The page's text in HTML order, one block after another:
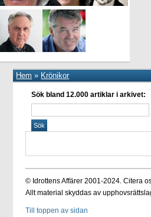
Hem » Krönikor
Sök bland 12.000 artiklar i arkivet:
© Idrottens Affärer 2001-2024. Citera
Allt material skyddas av
Till toppen av sidan